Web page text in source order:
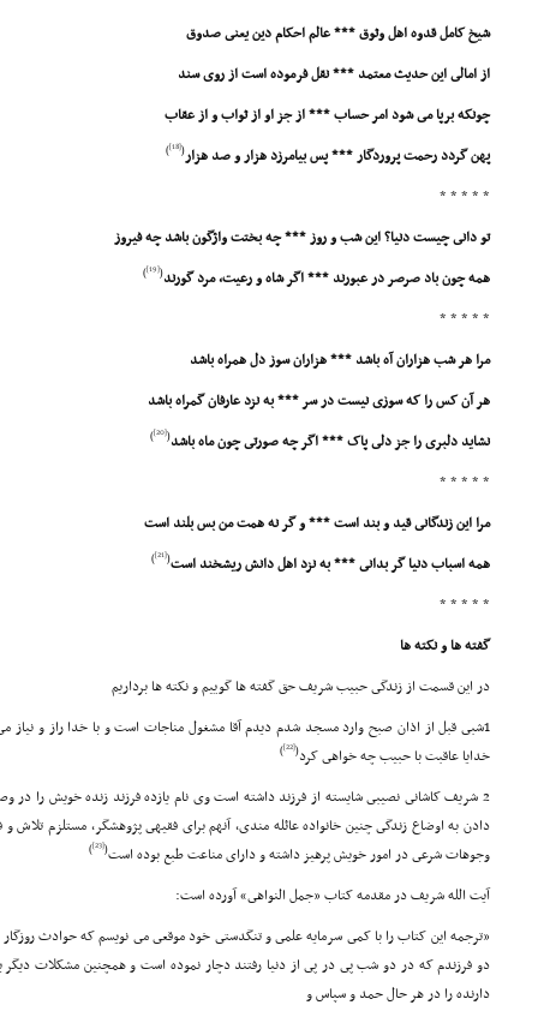
شیخ کامل قدوه اهل وثوق *** عالم احکام دین یعنى صدوق
از امالى این حدیث معتمد *** نقل فرموده است از روى سند
چونکه برپا مى شود امر حساب *** از جز او از ثواب و از عقاب
پهن گردد رحمت پروردگار *** پس بیامرزد هزار و صد هزار(
[18]
)
* * * * *
تو دانى چیست دنیا؟ این شب و روز *** چه بختت واژگون باشد چه فیروز
همه چون باد صرصر در عبورند *** اگر شاه و رعیت، مرد گورند(
[19]
)
* * * * *
مرا هر شب هزاران آه باشد *** هزاران سوز دل همراه باشد
هر آن کس را که سوزى نیست در سر *** به نزد عارفان گمراه باشد
نشاید دلبرى را جز دلى پاک *** اگر چه صورتى چون ماه باشد(
[20]
)
* * * * *
مرا این زندگانى قید و بند است *** و گر نه همت من بس بلند است
همه اسباب دنیا گر بدانى *** به نزد اهل دانش ریشخند است(
[21]
)
* * * * *
گفته ها و نکته ها
در این قسمت از زندگى حبیب شریف حق گفته ها گوییم و نکته ها برداریم
1شبى قبل از اذان صبح وارد مسجد شدم دیدم آقا مشغول مناجات است و با خدا راز و
خدایا عاقبت با حبیب چه خواهى کرد(
[22]
)
2 شریف کاشانى نصیبى شایسته از فرزند داشته است وى نام یازده فرزند زنده خویش را
دادن به اوضاع زندگى چنین خانواده عائله مندى، آنهم براى فقیهى پژوهشگر، مستلزم
وجوهات شرعى در امور خویش پرهیز داشته و داراى مناعت طبع بوده است(
[23]
)
آیت الله شریف در مقدمه کتاب «جمل النواهى» آورده است:
«ترجمه این کتاب را با کمى سرمایه علمى و تنگدستى خود موقعى مى نویسم که حوادث
دو فرزندم که در دو شب پى در پى از دنیا رفتند دچار نموده است و همچنین مشکلات
دارنده را در هر حال حمد و سپاس و